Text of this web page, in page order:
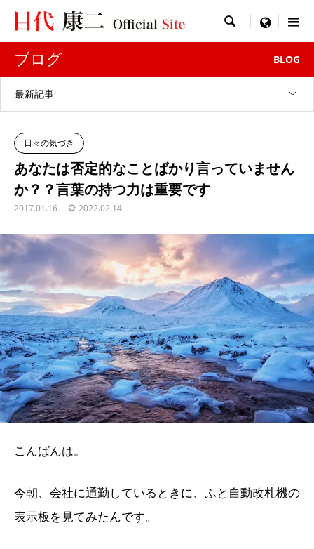
 menu
ブログ BLOG
最新記事
日々の気づき
あなたは否定的なことばかり言っていません
か？？言葉の持つ力は重要です
2017.01.16 2022.02.14
こんばんは。
今朝、会社に通勤しているときに、ふと自動改札機の
表示板を見てみたんです。